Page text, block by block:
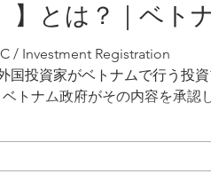
】とは？｜ベト
で役立つビジネ
/ Investment Registration
国投資家がベトナムで行う投資
トナム政府がその内容を承認
社を設立する際の最初のステ